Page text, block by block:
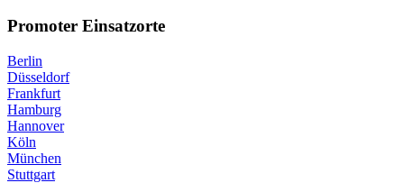
Promoter Einsatzorte
Berlin
Düsseldorf
Frankfurt
Hamburg
Hannover
Köln
München
Stuttgart